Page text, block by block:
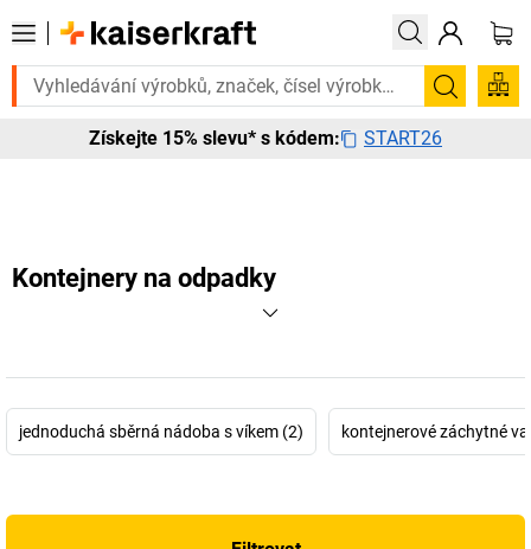
to urgentně? Vybrané bestsellery doručíme do 72 hodin.
Hledání
Získejte 15% slevu* s kódem: START26
Kontejnery na odpadky
jednoduchá sběrná nádoba s víkem (2) kontejnerové záchytné